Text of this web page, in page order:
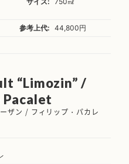
参考上代:
44,800円
“Limozin” /
ザン / フィリップ・パカレ